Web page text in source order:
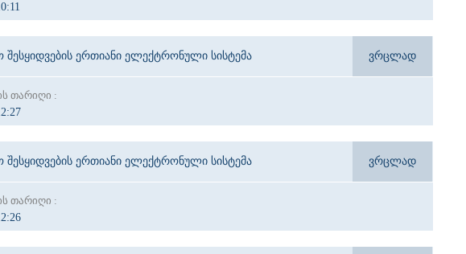
შესყიდვების ერთიანი ელექტრონული სისტემა ვრცლად
თარიღი :
შესყიდვების ერთიანი ელექტრონული სისტემა ვრცლად
თარიღი :